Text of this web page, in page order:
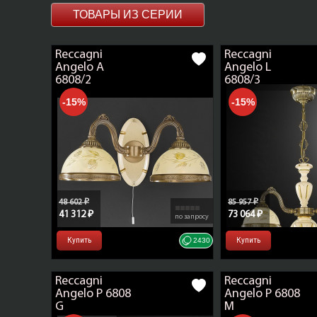
ТОВАРЫ ИЗ СЕРИИ
-15%
Reccagni
Angelo A
6808/2
48 602 ₽
41 312 ₽ по запросу
Купить 2430
-15%
Reccagni
Angelo L
6808/3
85 957 ₽
73 064 ₽
Купить
Reccagni
Angelo P 6808
G
Reccagni
Angelo P 6808
M